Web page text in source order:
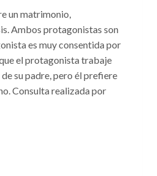
un matrimonio,
Ambos protagonistas son
es muy consentida por
el protagonista trabaje
su padre, pero él prefiere
Consulta realizada por